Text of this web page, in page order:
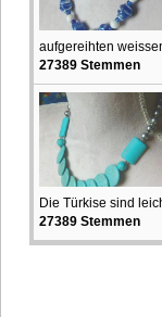
aufgereihten
27389 Stemmen
Die Türkise sind
27389 Stemmen